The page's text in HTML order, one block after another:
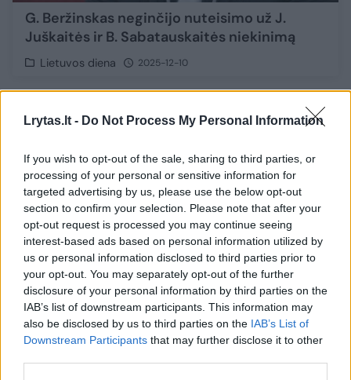
Lrytas.lt - Do Not Process My Personal Information
If you wish to opt-out of the sale, sharing to third parties, or
processing of your personal or sensitive information for
targeted advertising by us, please use the below opt-out
section to confirm your selection. Please note that after your
opt-out request is processed you may continue seeing
interest-based ads based on personal information utilized by
us or personal information disclosed to third parties prior to
your opt-out. You may separately opt-out of the further
disclosure of your personal information by third parties on the
IAB’s list of downstream participants. This information may
also be disclosed by us to third parties on the IAB’s List of
Downstream Participants that may further disclose it to other
G. Beržinskas neginčijo nuteisimo už J.
Juškaitės ir B. Sabatauskaitės niekinimą
Lietuvos diena 2025-12-10
Lyčių lygybę mato susidedančią iš trijų
komponentų: pateikė pavydžių saugumo
aspektu